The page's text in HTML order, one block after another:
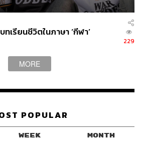
งนี้เป็นอย่างไรบ้าง?
Me!จะเน้นภาพวิชวลเป็นส่วน
CGM48 ไปในมิวสิกวิดีโอด้วย มีมุม
นได้บ่อยตามมิวสิกวิดีโอเพลง K-Pop
เรียนชีวิตในภาษา ‘กีฬา’
229
MORE
POPULAR
WEEK MONTH